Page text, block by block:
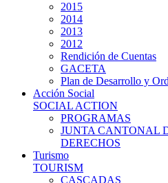
2015
2014
2013
2012
Rendición de Cuentas
GACETA
Plan de Desarrollo y
Acción Social
SOCIAL ACTION
PROGRAMAS
JUNTA CANTONAL
DERECHOS
Turismo
TOURISM
CASCADAS